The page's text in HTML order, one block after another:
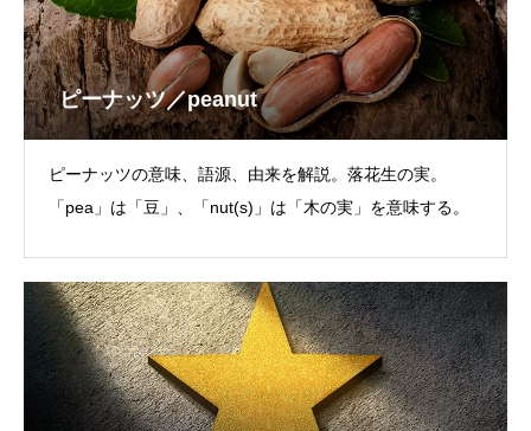
ピーナッツ／peanut
ピーナッツの意味、語源、由来を解説。落花生の実。
「pea」は「豆」、「nut(s)」は「木の実」を意味する。